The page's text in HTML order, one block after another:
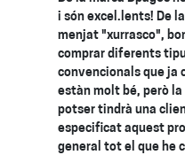
i són excel.lents! De
menjat "xurrasco",
comprar diferents
convencionals que ja
estàn molt bé, però
potser tindrà una
especificat aquest
general tot el que he